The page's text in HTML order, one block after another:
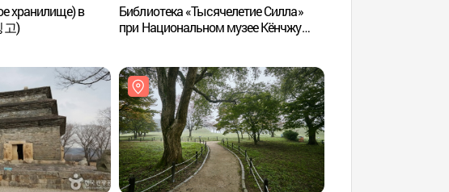
хранилище) в
고)
Библиотека «Тысячелетие Силла»
при Национальном музее Кёнчжу